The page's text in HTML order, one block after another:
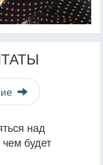
над
будет